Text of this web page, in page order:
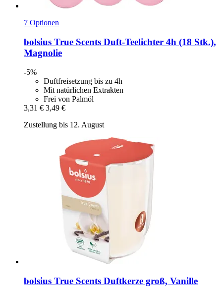
7 Optionen
bolsius True Scents Duft-​Teelichter 4h (18 Stk.),
Magnolie
-5%
Duftfreisetzung bis zu 4h
Mit natürlichen Extrakten
Frei von Palmöl
3,31 € 3,49 €
Zustellung bis 12. August
bolsius True Scents Duftkerze groß, Vanille